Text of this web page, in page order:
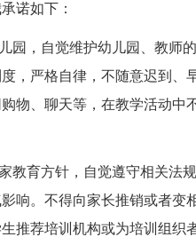
诺如下：
，自觉维护幼儿园、教师
，严格自律，不随意迟到、
物、聊天等，在教学活动中
育方针，自觉遵守相关法
响。不得向家长推销或者变
推荐培训机构或为培训组织